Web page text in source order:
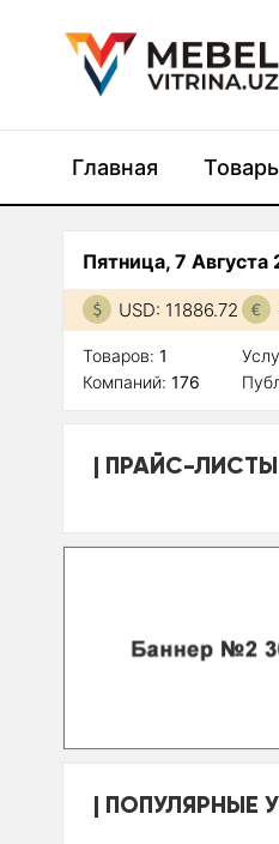
Главная
Пятница, 7 Августа
USD: 11886.72
Товаров: 1
Компаний: 176
ПРАЙС-ЛИСТЫ
ПОПУЛЯРНЫЕ